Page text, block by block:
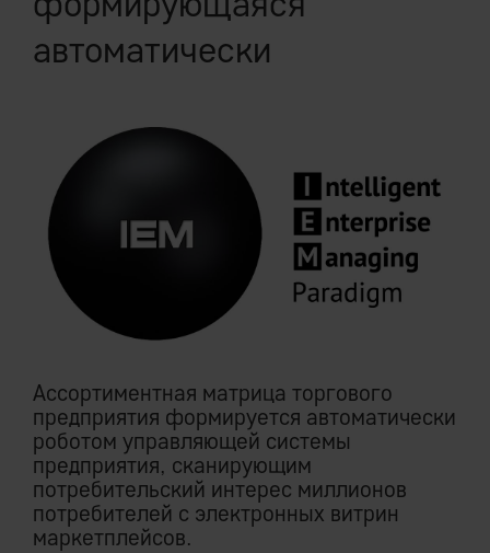
автоматически
Ассортиментная матрица торгового
предприятия формируется автоматически
роботом управляющей системы
предприятия, сканирующим
потребительский интерес миллионов
потребителей с электронных витрин
маркетплейсов.